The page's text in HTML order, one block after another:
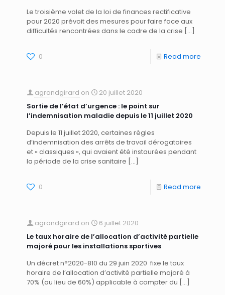
Le troisième volet de la loi de finances rectificative
pour 2020 prévoit des mesures pour faire face aux
difficultés rencontrées dans le cadre de la crise […]
0 Read more
agrandgirard on
20 juillet 2020
Sortie de l’état d’urgence : le point sur
l’indemnisation maladie depuis le 11 juillet 2020
Depuis le 11 juillet 2020, certaines règles
d’indemnisation des arrêts de travail dérogatoires
et « classiques », qui avaient été instaurées pendant
la période de la crise sanitaire […]
0 Read more
agrandgirard on
6 juillet 2020
Le taux horaire de l’allocation d’activité partielle
majoré pour les installations sportives
Un décret n°2020-810 du 29 juin 2020 fixe le taux
horaire de l’allocation d’activité partielle majoré à
70% (au lieu de 60%) applicable à compter du […]